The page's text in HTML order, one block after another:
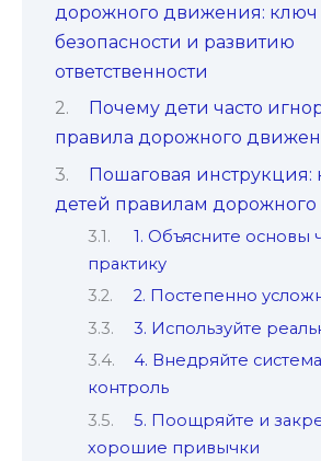
дорожного движения: ключ
безопасности и развитию
ответственности
Почему дети часто
правила дорожного
Пошаговая инструкция:
детей правилам
1. Объясните основы
практику
2. Постепенно
3. Используйте
4. Внедряйте
контроль
5. Поощряйте и
хорошие привычки